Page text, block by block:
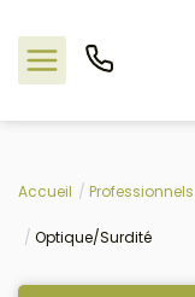
Nos offres
L'agence
Accueil Professionnels
Optique/Surdité